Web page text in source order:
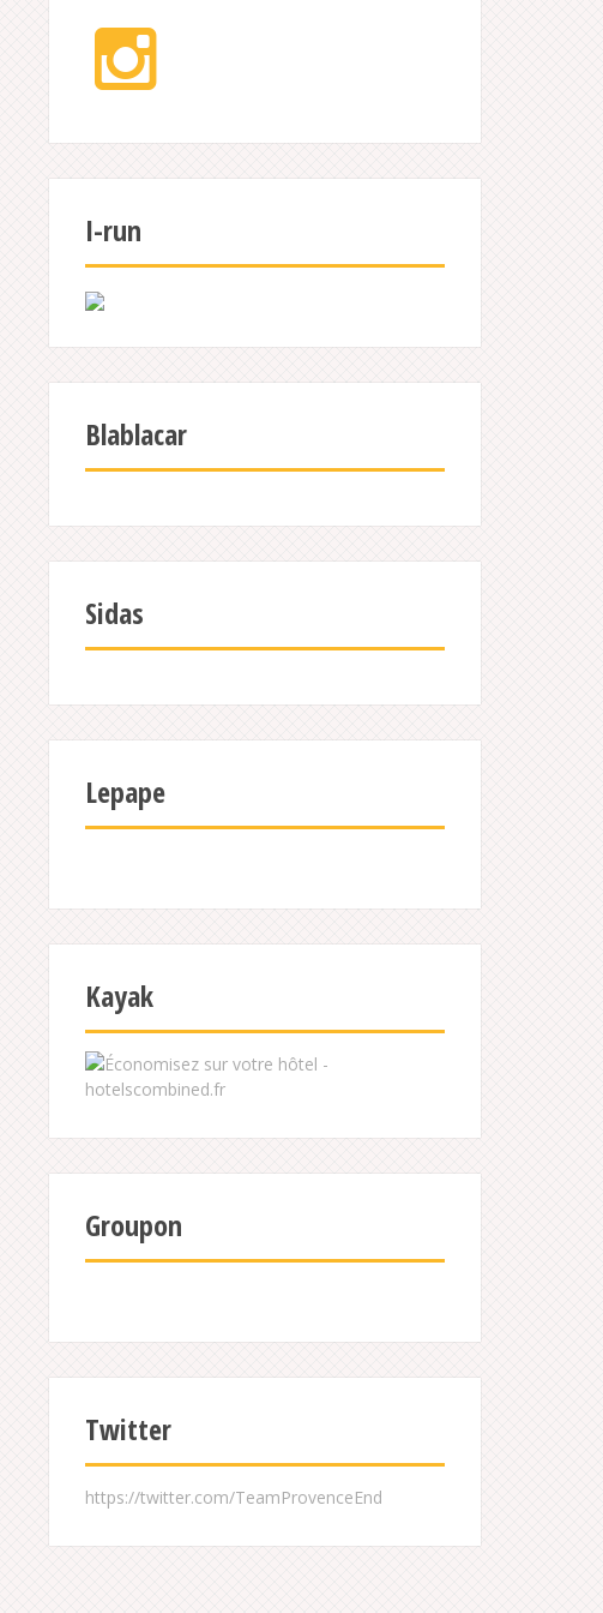
Instagram
I-run
Blablacar
Sidas
Lepape
Kayak
Groupon
Twitter
https://twitter.com/TeamProvenceEnd